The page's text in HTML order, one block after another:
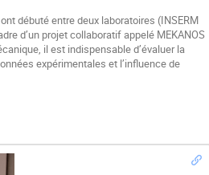
débuté entre deux laboratoires (INSERM
d’un projet collaboratif appelé MEKANOS
il est indispensable d’évaluer la
expérimentales et l’influence de